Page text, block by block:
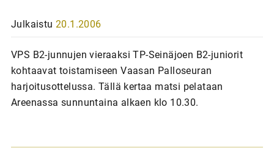
Julkaistu 20.1.2006
VPS B2-junnujen vieraaksi TP-Seinäjoen B2-juniorit
kohtaavat toistamiseen Vaasan Palloseuran
harjoitusottelussa. Tällä kertaa matsi pelataan
Areenassa sunnuntaina alkaen klo 10.30.